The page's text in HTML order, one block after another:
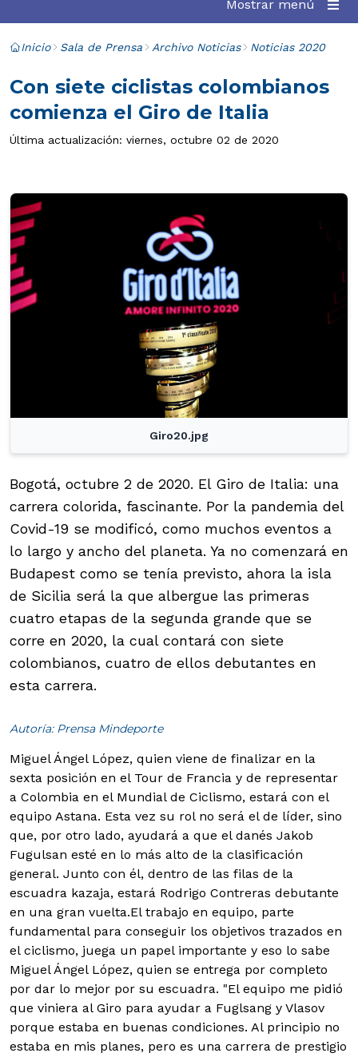
Mostrar menú
Inicio Sala de Prensa Archivo Noticias Noticias 2020
Con siete ciclistas colombianos
comienza el Giro de Italia
Última actualización: viernes, octubre 02 de 2020
Giro20.jpg
Bogotá, octubre 2 de 2020. El Giro de Italia: una
carrera colorida, fascinante. Por la pandemia del
Covid-19 se modificó, como muchos eventos a
lo largo y ancho del planeta. Ya no comenzará en
Budapest como se tenía previsto, ahora la isla
de Sicilia será la que albergue las primeras
cuatro etapas de la segunda grande que se
corre en 2020, la cual contará con siete
colombianos, cuatro de ellos debutantes en
esta carrera.
Autoría: Prensa Mindeporte
Miguel Ángel López, quien viene de finalizar en la
sexta posición en el Tour de Francia y de representar
a Colombia en el Mundial de Ciclismo, estará con el
equipo Astana. Esta vez su rol no será el de líder, sino
que, por otro lado, ayudará a que el danés Jakob
Fugulsan esté en lo más alto de la clasificación
general. Junto con él, dentro de las filas de la
escuadra kazaja, estará Rodrigo Contreras debutante
en una gran vuelta.El trabajo en equipo, parte
fundamental para conseguir los objetivos trazados en
el ciclismo, juega un papel importante y eso lo sabe
Miguel Ángel López, quien se entrega por completo
por dar lo mejor por su escuadra. "El equipo me pidió
que viniera al Giro para ayudar a Fuglsang y Vlasov
porque estaba en buenas condiciones. Al principio no
estaba en mis planes, pero es una carrera de prestigio